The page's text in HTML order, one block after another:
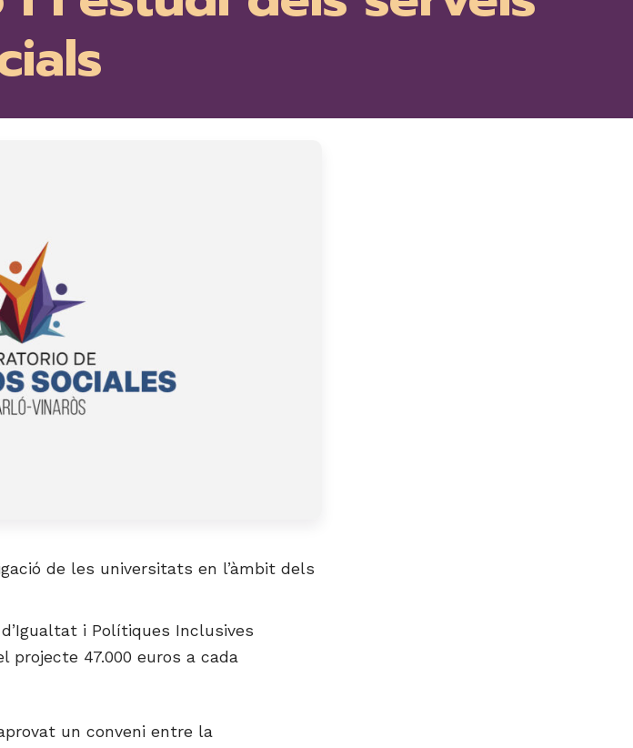
de les universitats en l’àmbit dels
i Polítiques Inclusives
projecte 47.000 euros a cada
un conveni entre la